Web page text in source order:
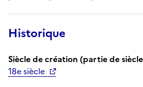
Historique
Siècle de création (partie de
18e siècle